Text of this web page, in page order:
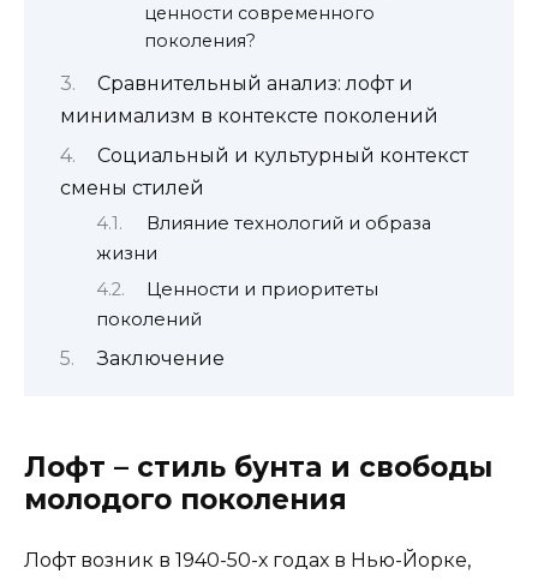
ценности современного
поколения?
Сравнительный анализ: лофт и
минимализм в контексте поколений
Социальный и культурный контекст
смены стилей
Влияние технологий и образа
жизни
Ценности и приоритеты
поколений
Заключение
Лофт – стиль бунта и свободы
молодого поколения
Лофт возник в 1940-50-х годах в Нью-Йорке,